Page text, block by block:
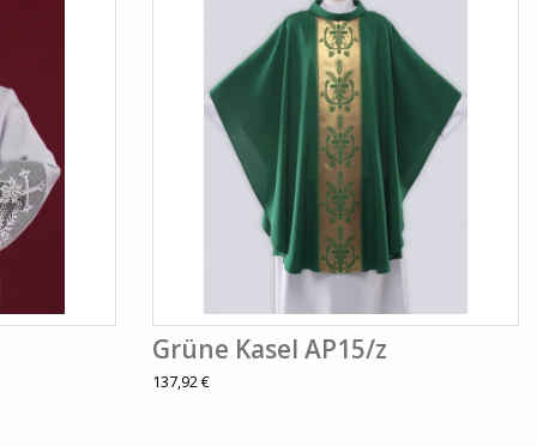
Grüne Kasel AP15/z
137,92 €